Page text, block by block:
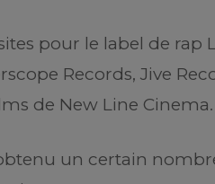
sites pour le label de
Records, Jive
de New Line Cinema.
un certain